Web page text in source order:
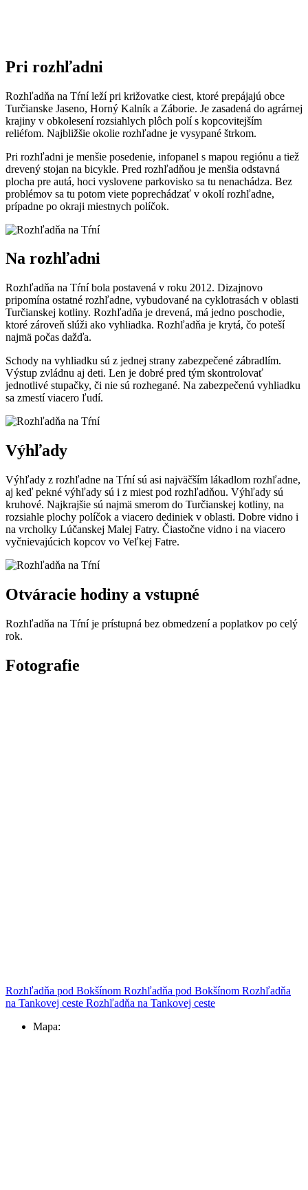
Pri rozhľadni
Rozhľadňa na Tŕní leží pri križovatke ciest, ktoré prepájajú obce
Turčianske Jaseno, Horný Kalník a Záborie. Je zasadená do agrárnej
krajiny v obkolesení rozsiahlych plôch polí s kopcovitejším
reliéfom. Najbližšie okolie rozhľadne je vysypané štrkom.
Pri rozhľadni je menšie posedenie, infopanel s mapou regiónu a tiež
drevený stojan na bicykle. Pred rozhľadňou je menšia odstavná
plocha pre autá, hoci vyslovene parkovisko sa tu nenachádza. Bez
problémov sa tu potom viete poprechádzať v okolí rozhľadne,
prípadne po okraji miestnych políčok.
Na rozhľadni
Rozhľadňa na Tŕní bola postavená v roku 2012. Dizajnovo
pripomína ostatné rozhľadne, vybudované na cyklotrasách v oblasti
Turčianskej kotliny. Rozhľadňa je drevená, má jedno poschodie,
ktoré zároveň slúži ako vyhliadka. Rozhľadňa je krytá, čo poteší
najmä počas dažďa.
Schody na vyhliadku sú z jednej strany zabezpečené zábradlím.
Výstup zvládnu aj deti. Len je dobré pred tým skontrolovať
jednotlivé stupačky, či nie sú rozhegané. Na zabezpečenú vyhliadku
sa zmestí viacero ľudí.
Výhľady
Výhľady z rozhľadne na Tŕní sú asi najväčším lákadlom rozhľadne,
aj keď pekné výhľady sú i z miest pod rozhľadňou. Výhľady sú
kruhové. Najkrajšie sú najmä smerom do Turčianskej kotliny, na
rozsiahle plochy políčok a viacero dediniek v oblasti. Dobre vidno i
na vrcholky Lúčanskej Malej Fatry. Čiastočne vidno i na viacero
vyčnievajúcich kopcov vo Veľkej Fatre.
Otváracie hodiny a vstupné
Rozhľadňa na Tŕní je prístupná bez obmedzení a poplatkov po celý
rok.
Fotografie
Rozhľadňa pod Bokšínom Rozhľadňa pod Bokšínom Rozhľadňa
na Tankovej ceste Rozhľadňa na Tankovej ceste
Mapa: